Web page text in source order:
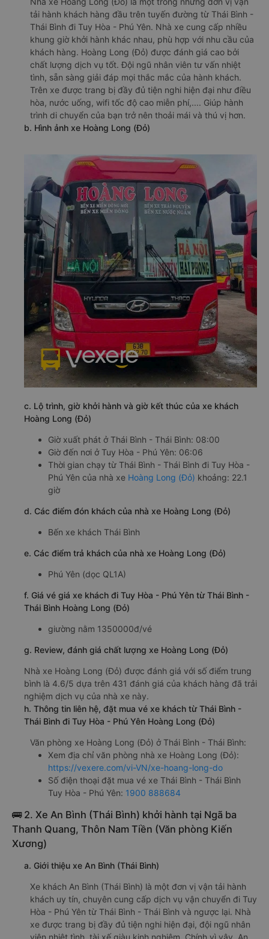
tải hành khách hàng đầu trên tuyến đường từ Thái Bình -
Thái Bình đi Tuy Hòa - Phú Yên. Nhà xe cung cấp nhiều
khung giờ khởi hành khác nhau, phù hợp với nhu cầu của
khách hàng. Hoàng Long (Đỏ) được đánh giá cao bởi
chất lượng dịch vụ tốt. Đội ngũ nhân viên tư vấn nhiệt
tình, sẵn sàng giải đáp mọi thắc mắc của hành khách.
Trên xe được trang bị đầy đủ tiện nghi hiện đại như điều
hòa, nước uống, wifi tốc độ cao miễn phí,.... Giúp hành
trình di chuyển của bạn trở nên thoải mái và thú vị hơn.
b. Hình ảnh xe Hoàng Long (Đỏ)
c. Lộ trình, giờ khởi hành và giờ kết thúc của xe khách
Hoàng Long (Đỏ)
Giờ xuất phát ở Thái Bình - Thái Bình: 08:00
Giờ đến nơi ở Tuy Hòa - Phú Yên: 06:06
Thời gian chạy từ Thái Bình - Thái Bình đi Tuy Hòa -
Phú Yên của nhà xe Hoàng Long (Đỏ) khoảng: 22.1
giờ
d. Các điểm đón khách của nhà xe Hoàng Long (Đỏ)
Bến xe khách Thái Bình
e. Các điểm trả khách của nhà xe Hoàng Long (Đỏ)
Phú Yên (dọc QL1A)
f. Giá vé giá xe khách đi Tuy Hòa - Phú Yên từ Thái Bình -
Thái Bình Hoàng Long (Đỏ)
giường nằm 1350000đ/vé
g. Review, đánh giá chất lượng xe Hoàng Long (Đỏ)
Nhà xe Hoàng Long (Đỏ) được đánh giá với số điểm trung
bình là 4.6/5 dựa trên 431 đánh giá của khách hàng đã trải
nghiệm dịch vụ của nhà xe này.
h. Thông tin liên hệ, đặt mua vé xe khách từ Thái Bình -
Thái Bình đi Tuy Hòa - Phú Yên Hoàng Long (Đỏ)
Văn phòng xe Hoàng Long (Đỏ) ở Thái Bình - Thái Bình:
Xem địa chỉ văn phòng nhà xe Hoàng Long (Đỏ):
https://vexere.com/vi-VN/xe-hoang-long-do
Số điện thoại đặt mua vé xe Thái Bình - Thái Bình
Tuy Hòa - Phú Yên: 1900 888684
🚌 2. Xe An Bình (Thái Bình) khởi hành tại Ngã ba
Thanh Quang, Thôn Nam Tiền (Văn phòng Kiến
Xương)
a. Giới thiệu xe An Bình (Thái Bình)
Xe khách An Bình (Thái Bình) là một đơn vị vận tải hành
khách uy tín, chuyên cung cấp dịch vụ vận chuyển đi Tuy
Hòa - Phú Yên từ Thái Bình - Thái Bình và ngược lại. Nhà
xe được trang bị đầy đủ tiện nghi hiện đại, đội ngũ nhân
viên nhiệt tình, tài xế giàu kinh nghiệm. Chính vì vậy, An